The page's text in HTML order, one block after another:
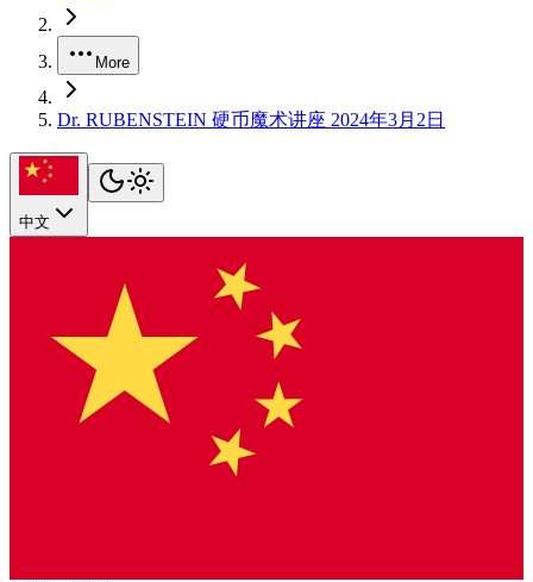
More
Dr. RUBENSTEIN 硬币魔术讲座 2024年3月2日
中文